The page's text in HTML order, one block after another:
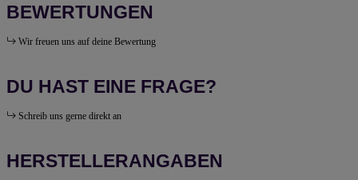
BEWERTUNGEN
Wir freuen uns auf deine Bewertung
DU HAST EINE FRAGE?
Schreib uns gerne direkt an
HERSTELLERANGABEN